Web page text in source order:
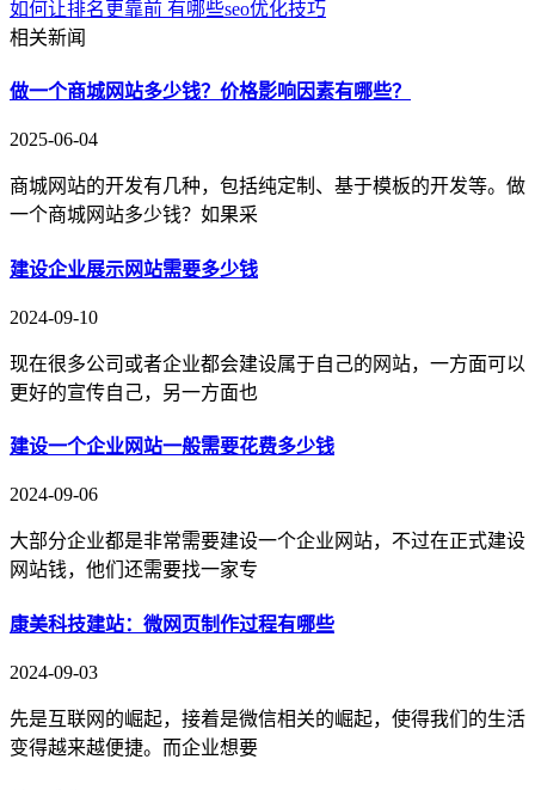
如何让排名更靠前 有哪些seo优化技巧
相关新闻
做一个商城网站多少钱？价格影响因素有哪些？
2025-06-04
商城网站的开发有几种，包括纯定制、基于模板的开发等。做
一个商城网站多少钱？如果采
建设企业展示网站需要多少钱
2024-09-10
现在很多公司或者企业都会建设属于自己的网站，一方面可以
更好的宣传自己，另一方面也
建设一个企业网站一般需要花费多少钱
2024-09-06
大部分企业都是非常需要建设一个企业网站，不过在正式建设
网站钱，他们还需要找一家专
康美科技建站：微网页制作过程有哪些
2024-09-03
先是互联网的崛起，接着是微信相关的崛起，使得我们的生活
变得越来越便捷。而企业想要